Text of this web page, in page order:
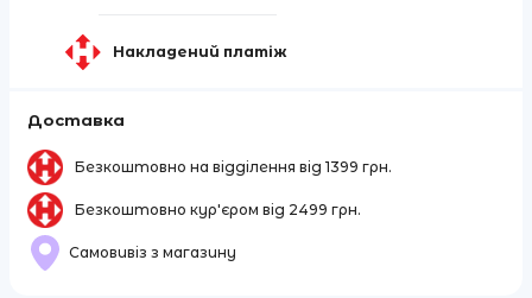
Накладений платіж
Доставка
Безкоштовно на відділення від 1399 грн.
Безкоштовно кур'єром від 2499 грн.
Самовивіз з магазину